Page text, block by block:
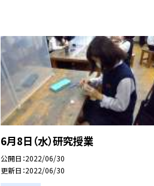
6月8日（水）研究授業
公開日 2022/06/30
更新日 2022/06/30